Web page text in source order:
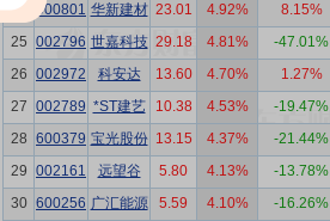
24
600801 华新建材 23.01 4.92% 8.15%
25 002796 世嘉科技 29.18 4.81% -47.01%
26 002972 科安达 13.60 4.70% 1.27%
27 002789 *ST建艺 10.38 4.53% -19.47%
28 600379 宝光股份 13.15 4.37% -21.44%
29 002161 远望谷 5.80 4.13% -13.78%
30 600256 广汇能源 5.59 4.10% -16.26%